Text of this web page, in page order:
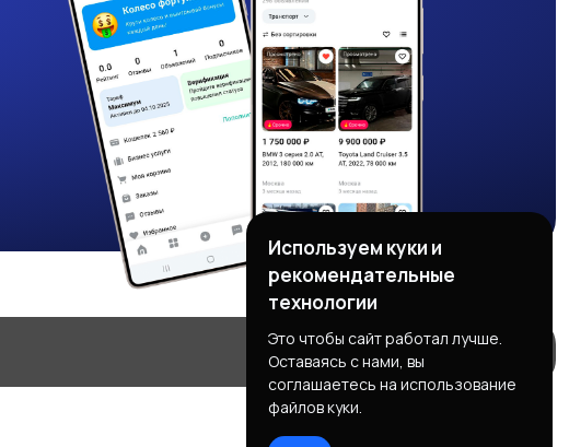
Используем куки и
рекомендательные
технологии
Это чтобы сайт работал лучше.
Оставаясь с нами, вы
соглашаетесь на использование
файлов куки.